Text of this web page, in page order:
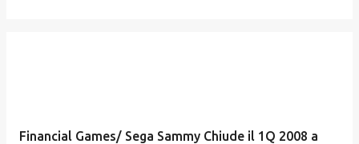
Financial Games/ Sega Sammy Chiude il 1Q 2008 a